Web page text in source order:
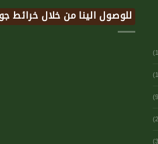
للوصول الينا من خلال خرائط